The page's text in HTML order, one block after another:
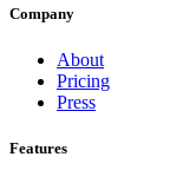
Company
About
Pricing
Press
Features